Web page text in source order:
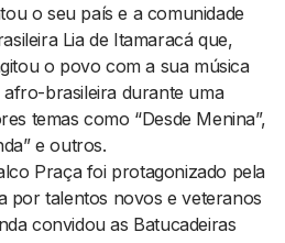
o seu país e a comunidade
Lia de Itamaracá que,
o povo com a sua música
brasileira durante uma
temas como “Desde Menina”,
e outros.
Praça foi protagonizado pela
por talentos novos e veteranos
convidou as Batucadeiras